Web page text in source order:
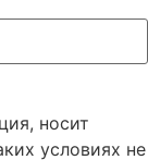
носит
условиях не